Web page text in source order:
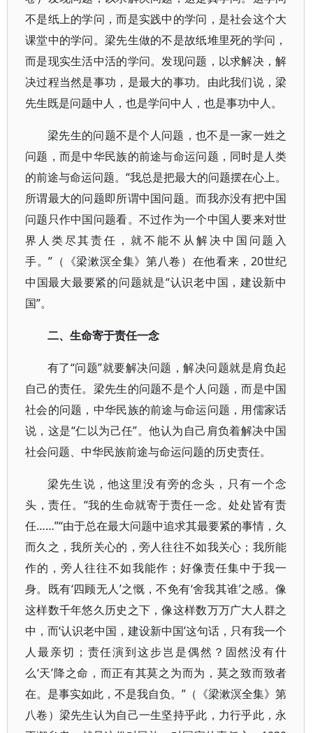
不是纸上的学问，而是实践中的学问，是社会这个大
课堂中的学问。梁先生做的不是故纸堆里死的学问，
而是现实生活中活的学问。发现问题，以求解决，解
决过程当然是事功，是最大的事功。由此我们说，梁
先生既是问题中人，也是学问中人，也是事功中人。
梁先生的问题不是个人问题，也不是一家一姓之
问题，而是中华民族的前途与命运问题，同时是人类
的前途与命运问题。“我总是把最大的问题摆在心上。
所谓最大的问题即所谓中国问题。而我亦没有把中国
问题只作中国问题看。不过作为一个中国人要来对世
界人类尽其责任，就不能不从解决中国问题入
手。”（《梁漱溟全集》第八卷）在他看来，20世纪
中国最大最要紧的问题就是“认识老中国，建设新中
国”。
二、生命寄于责任一念
有了“问题”就要解决问题，解决问题就是肩负起
自己的责任。梁先生的问题不是个人问题，而是中国
社会的问题，中华民族的前途与命运问题，用儒家话
说，这是“仁以为己任”。他认为自己肩负着解决中国
社会问题、中华民族前途与命运问题的历史责任。
梁先生说，他这里没有旁的念头，只有一个念
头，责任。“我的生命就寄于责任一念。处处皆有责
任……”“由于总在最大问题中追求其最要紧的事情，久
而久之，我所关心的，旁人往往不如我关心；我所能
作的，旁人往往不如我能作；好像责任集中于我一
身。既有‘四顾无人’之慨，不免有‘舍我其谁’之感。像
这样数千年悠久历史之下，像这样数万万广大人群之
中，而‘认识老中国，建设新中国’这句话，只有我一个
人最亲切；责任演到这步岂是偶然？固然没有什
么‘天’降之命，而正有其莫之为而为，莫之致而致者
在。是事实如此，不是我自负。”（《梁漱溟全集》第
八卷）梁先生认为自己一生坚持乎此，力行乎此，永